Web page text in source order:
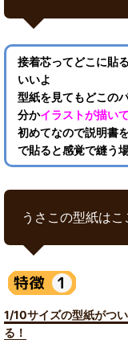
接着芯ってどこに貼
いいよ
型紙を見てもどこの
分かイラストが描い
初めてなので説明書
で貼ると感覚で縫う
うさこの型紙はこ
1/10サイズの型紙がつ
る！